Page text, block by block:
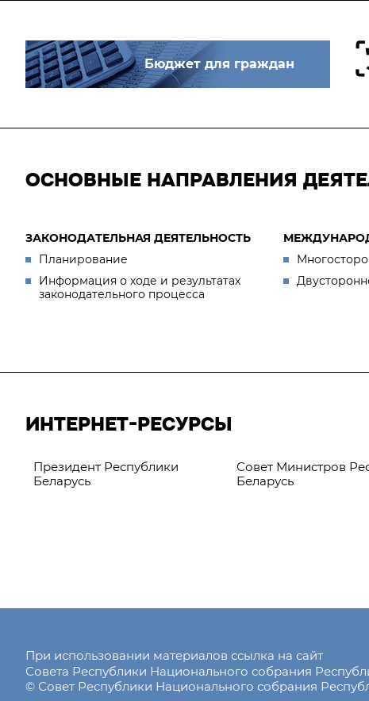
Бюджет для граждан
ОСНОВНЫЕ НАПРАВЛЕНИЯ
ЗАКОНОДАТЕЛЬНАЯ ДЕЯТЕЛЬНОСТЬ
Планирование
Информация о ходе и результатах
законодательного процесса
ИНТЕРНЕТ-РЕСУРСЫ
Президент Республики
Беларусь
Совет Министров
Беларусь
При использовании материалов ссылка на сайт
Совета Республики Национального собрания
© Совет Республики Национального собрания